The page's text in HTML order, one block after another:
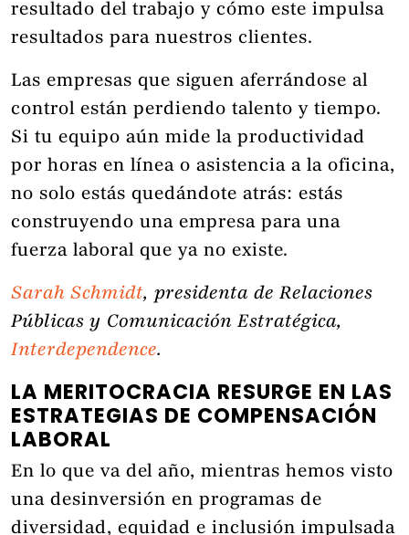
resultado del trabajo y cómo este impulsa
resultados para nuestros clientes.
Las empresas que siguen aferrándose al
control están perdiendo talento y tiempo.
Si tu equipo aún mide la productividad
por horas en línea o asistencia a la oficina,
no solo estás quedándote atrás: estás
construyendo una empresa para una
fuerza laboral que ya no existe.
Sarah Schmidt, presidenta de Relaciones
Públicas y Comunicación Estratégica,
Interdependence.
LA MERITOCRACIA RESURGE EN LAS
ESTRATEGIAS DE COMPENSACIÓN
LABORAL
En lo que va del año, mientras hemos visto
una desinversión en programas de
diversidad, equidad e inclusión impulsada